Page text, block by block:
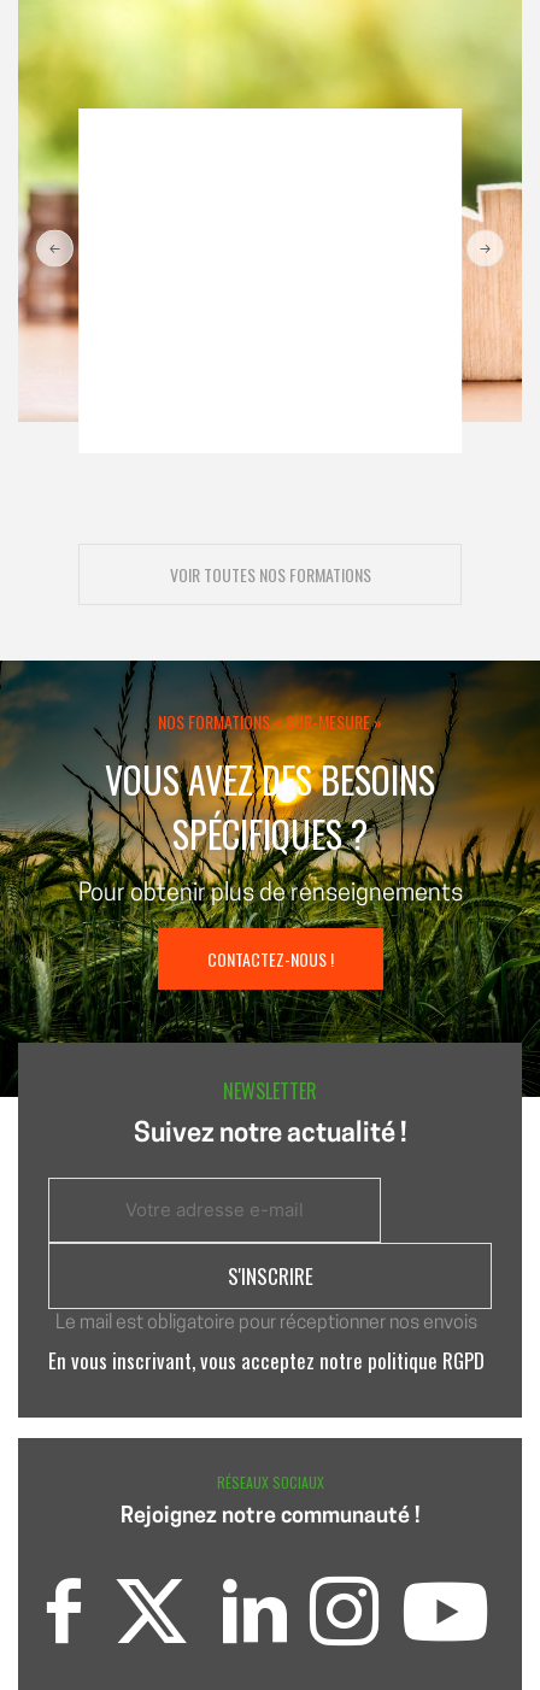
VOIR TOUTES NOS FORMATIONS
NOS FORMATIONS « SUR-MESURE »
VOUS AVEZ DES BESOINS
SPÉCIFIQUES ?
Pour obtenir plus de renseignements
CONTACTEZ-NOUS !
NEWSLETTER
Suivez notre actualité !
Le mail est obligatoire pour réceptionner nos envois
En vous inscrivant, vous acceptez notre politique RGPD
RÉSEAUX SOCIAUX
Rejoignez notre communauté !